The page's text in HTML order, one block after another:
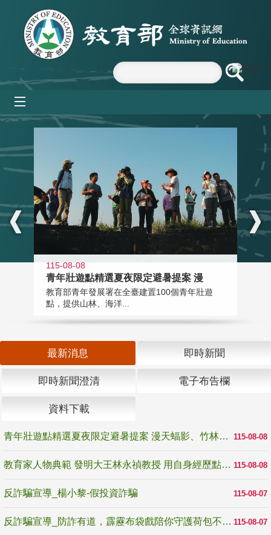
跳到主要內容區塊
:::
115-08-08
青年壯遊點精選夏夜限定避暑提案 漫
教育部青年發展署在全臺建置100個青年壯遊
點，提供山林、海洋...
最新消息 即時新聞
即時新聞澄清 電子布告欄
資料下載
115-08-08
青年壯遊點精選夏夜限定避暑提案 漫天蝠影、竹林尋蛙、茶香夜觀 邀青年暮色出發
115-08-08
教育家人物典範 發明大王林永禎教授 用自身經歷點亮學生的路
115-08-07
反詐騙宣導_楊小黎-假投資詐騙
115-08-07
反詐騙宣導_防詐有道，霹靂布袋戲陪你守護荷包不受騙